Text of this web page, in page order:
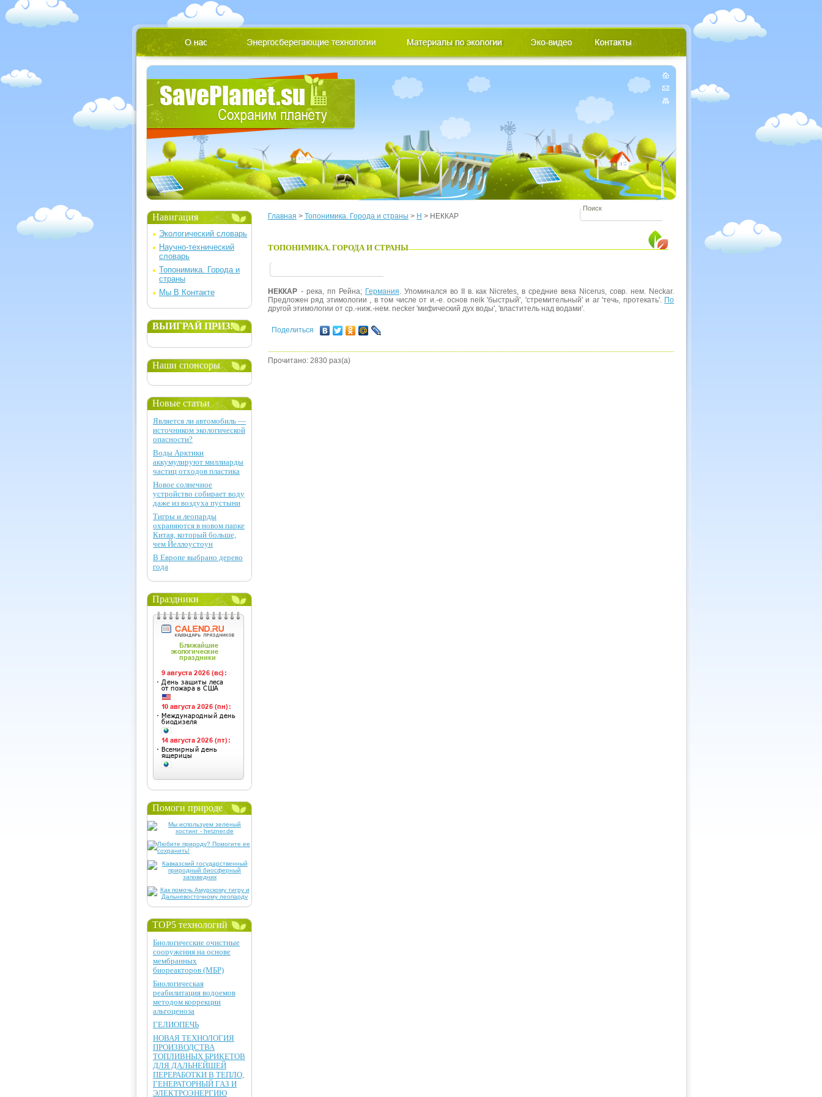
Главная > Топонимика. Города и страны > Н > НЕККАР
ТОПОНИМИКА. ГОРОДА И СТРАНЫ
НЕККАР - река, пп Рейна; Германия. Упоминался во II в. как Nicretes, в средние века Nicerus, совр. нем. Neckar.
Предложен ряд этимологии , в том числе от и.-е. основ neik 'быстрый', 'стремительный' и аг 'течь, протекать'. По
другой этимологии от ср.-ниж.-нем. necker 'мифический дух воды', 'властитель над водами'.
Поделиться
Прочитано: 2830 раз(а)
Навигация
Экологический словарь
Научно-технический
словарь
Топонимика. Города и
страны
Мы В Контакте
ВЫИГРАЙ ПРИЗ!
Наши спонсоры
Новые статьи
Является ли автомобиль —
источником экологической
опасности?
Воды Арктики
аккумулируют миллиарды
частиц отходов пластика
Новое солнечное
устройство собирает воду
даже из воздуха пустыни
Тигры и леопарды
охраняются в новом парке
Китая, который больше,
чем Йеллоустоун
В Европе выбрано дерево
года
Праздники
Помоги природе
TOP5 технологий
Биологические очистные
сооружения на основе
мембранных
биореакторов (МБР)
Биологическая
реабилитация водоемов
методом коррекции
альгоценоза
ГЕЛИОПЕЧЬ
НОВАЯ ТЕХНОЛОГИЯ
ПРОИЗВОДСТВА
ТОПЛИВНЫХ БРИКЕТОВ
ДЛЯ ДАЛЬНЕЙШЕЙ
ПЕРЕРАБОТКИ В ТЕПЛО,
ГЕНЕРАТОРНЫЙ ГАЗ И
ЭЛЕКТРОЭНЕРГИЮ